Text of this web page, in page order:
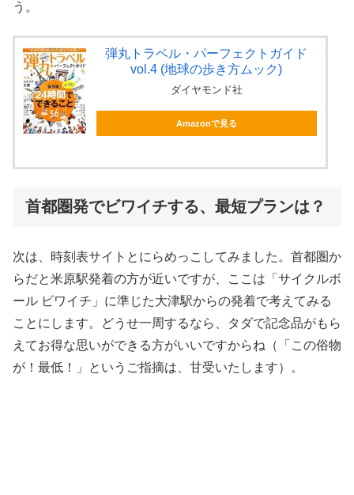
う。
弾丸トラベル・パーフェクトガイド
vol.4 (地球の歩き方ムック)
ダイヤモンド社
Amazonで見る
首都圏発でビワイチする、最短プランは？
次は、時刻表サイトとにらめっこしてみました。首都圏か
らだと米原駅発着の方が近いですが、ここは「サイクルボ
ール ビワイチ」に準じた大津駅からの発着で考えてみる
ことにします。どうせ一周するなら、タダで記念品がもら
えてお得な思いができる方がいいですからね（「この俗物
が！最低！」というご指摘は、甘受いたします）。